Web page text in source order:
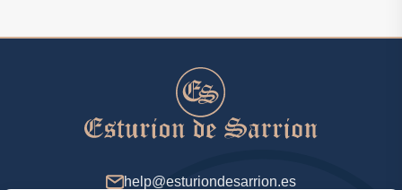
help@esturiondesarrion.es